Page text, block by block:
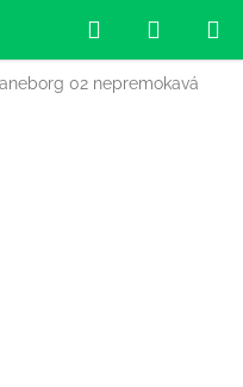
Hľadať
KOŠÍK
02 nepremokavá